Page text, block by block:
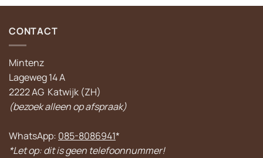
CONTACT
Mintenz
Lageweg 14 A
2222 AG Katwijk (ZH)
(bezoek alleen op afspraak)
WhatsApp: 085-8086941*
*Let op: dit is geen telefoonnummer!